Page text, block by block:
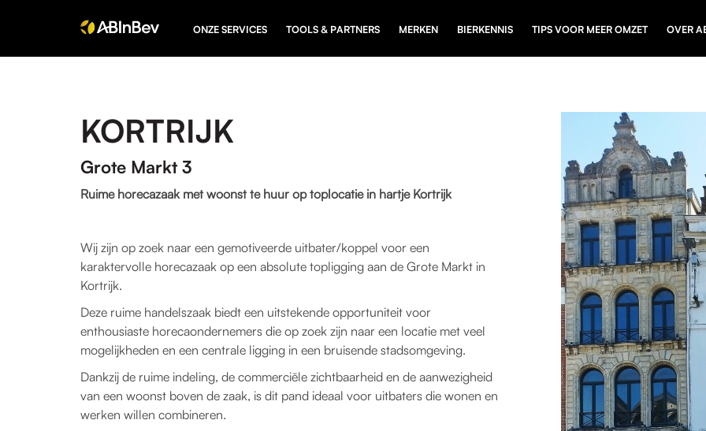
ONZE SERVICES TOOLS & PARTNERS MERKEN BIERKENNIS TIPS VOOR MEER OMZET OVER
KORTRIJK
Grote Markt 3
Ruime horecazaak met woonst te huur op toplocatie in hartje Kortrijk
Wij zijn op zoek naar een gemotiveerde uitbater/koppel voor een
karaktervolle horecazaak op een absolute topligging aan de Grote Markt in
Kortrijk.
Deze ruime handelszaak biedt een uitstekende opportuniteit voor
enthousiaste horecaondernemers die op zoek zijn naar een locatie met veel
mogelijkheden en een centrale ligging in een bruisende stadsomgeving.
Dankzij de ruime indeling, de commerciële zichtbaarheid en de aanwezigheid
van een woonst boven de zaak, is dit pand ideaal voor uitbaters die wonen en
werken willen combineren.